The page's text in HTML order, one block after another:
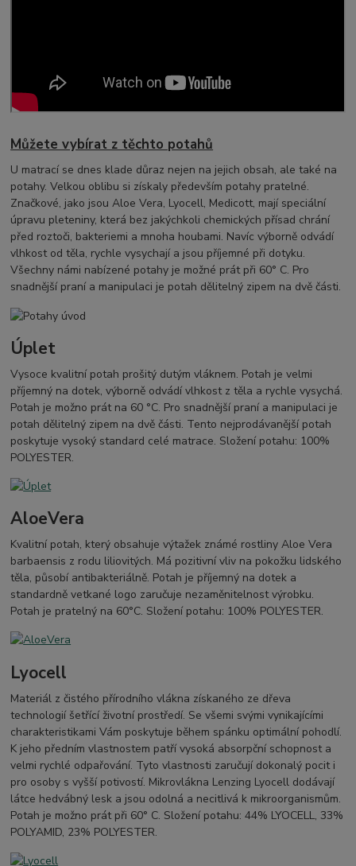
Můžete vybírat z těchto potahů
U matrací se dnes klade důraz nejen na jejich obsah, ale také na
potahy. Velkou oblibu si získaly především potahy pratelné.
Značkové, jako jsou Aloe Vera, Lyocell, Medicott, mají speciální
úpravu pleteniny, která bez jakýchkoli chemických přísad chrání
před roztoči, bakteriemi a mnoha houbami. Navíc výborně odvádí
vlhkost od těla, rychle vysychají a jsou příjemné při dotyku.
Všechny námi nabízené potahy je možné prát při 60° C. Pro
snadnější praní a manipulaci je potah dělitelný zipem na dvě části.
Úplet
Vysoce kvalitní potah prošitý dutým vláknem. Potah je velmi
příjemný na dotek, výborně odvádí vlhkost z těla a rychle vysychá.
Potah je možno prát na 60 °C. Pro snadnější praní a manipulaci je
potah dělitelný zipem na dvě části. Tento nejprodávanější potah
poskytuje vysoký standard celé matrace. Složení potahu: 100%
POLYESTER.
AloeVera
Kvalitní potah, který obsahuje výtažek známé rostliny Aloe Vera
barbaensis z rodu liliovitých. Má pozitivní vliv na pokožku lidského
těla, působí antibakteriálně. Potah je příjemný na dotek a
standardně vetkané logo zaručuje nezaměnitelnost výrobku.
Potah je pratelný na 60°C. Složení potahu: 100% POLYESTER.
Lyocell
Materiál z čistého přírodního vlákna získaného ze dřeva
technologií šetřící životní prostředí. Se všemi svými vynikajícími
charakteristikami Vám poskytuje během spánku optimální pohodlí.
K jeho předním vlastnostem patří vysoká absorpční schopnost a
velmi rychlé odpařování. Tyto vlastnosti zaručují dokonalý pocit i
pro osoby s vyšší potivostí. Mikrovlákna Lenzing Lyocell dodávají
látce hedvábný lesk a jsou odolná a necitlivá k mikroorganismům.
Potah je možno prát při 60° C. Složení potahu: 44% LYOCELL, 33%
POLYAMID, 23% POLYESTER.